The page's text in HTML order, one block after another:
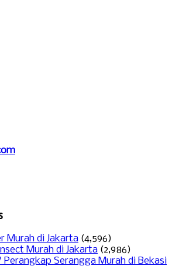
Murah di Jakarta (4,596)
Murah di Jakarta (2,986)
Perangkap Serangga Murah di Bekasi